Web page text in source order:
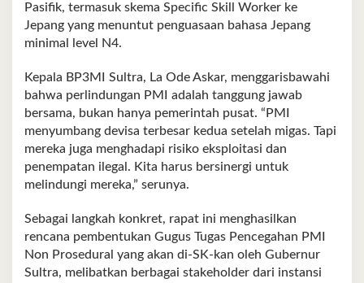
Pasifik, termasuk skema Specific Skill Worker ke
Jepang yang menuntut penguasaan bahasa Jepang
minimal level N4.
Kepala BP3MI Sultra, La Ode Askar, menggarisbawahi
bahwa perlindungan PMI adalah tanggung jawab
bersama, bukan hanya pemerintah pusat. “PMI
menyumbang devisa terbesar kedua setelah migas. Tapi
mereka juga menghadapi risiko eksploitasi dan
penempatan ilegal. Kita harus bersinergi untuk
melindungi mereka,” serunya.
Sebagai langkah konkret, rapat ini menghasilkan
rencana pembentukan Gugus Tugas Pencegahan PMI
Non Prosedural yang akan di-SK-kan oleh Gubernur
Sultra, melibatkan berbagai stakeholder dari instansi